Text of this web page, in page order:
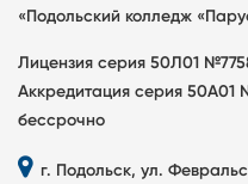
«Подольский колледж
Лицензия серия 50Л01
Аккредитация серия 50А01
бессрочно
г. Подольск, ул.